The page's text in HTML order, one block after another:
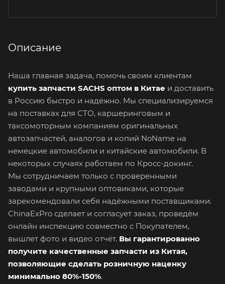
Описание
Наша главная задача, помочь своим клиентам
купить запчасти SACHS оптом в Китае и доставить
в Россию быстро и надёжно. Мы специализируемся
на поставках для СТО, каршеринговым и
таксомоторным компаниям оригинальных
автозапчастей, аналогов и копий NoName на
немецкие автомобили и китайские автомобили. В
некоторых случаях работаем по Кросс-докинг.
Мы сотрудничаем только с проверенными
заводами и крупными оптовиками, которые
зарекомендовали себя надёжными поставщиками.
ChinaExPro сделает и согласует заказ, проведём
онлайн инспекцию совместно с Покупателем,
вышлет фото и видео отчёт. Вы гарантированно
получите качественные запчасти из Китая,
позволяющие сделать розничную наценку
минимально 80%-150%.